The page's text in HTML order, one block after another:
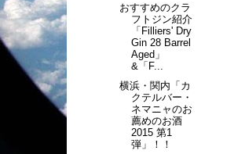
おすすめのクラ
フトジン紹介
「Filliers' Dry
Gin 28 Barrel
Aged」
&「F...
横浜・関内「カ
クテルバー・
ネマニャのお
薦めのお酒
2015 第1
弾」！！